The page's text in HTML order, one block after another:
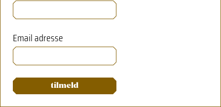
Robot vs. tandlæge
svensk projekt konkluderer nu, at AI er bedre og
hurtigere til…
Email adresse